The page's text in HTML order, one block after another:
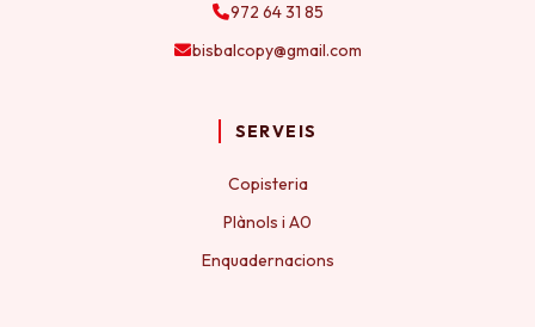
972 64 31 85
bisbalcopy@gmail.com
SERVEIS
Copisteria
Plànols i A0
Enquadernacions